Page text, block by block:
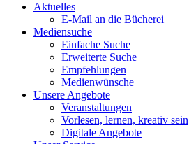
Aktuelles
E-Mail an die Bücherei
Mediensuche
Einfache Suche
Erweiterte Suche
Empfehlungen
Medienwünsche
Unsere Angebote
Veranstaltungen
Vorlesen, lernen, kreativ sein
Digitale Angebote